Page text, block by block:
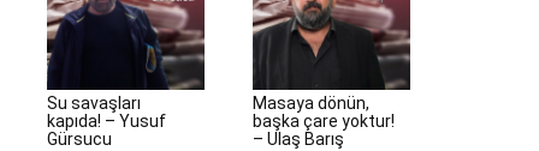
Su savaşları
kapıda! – Yusuf
Gürsucu
Masaya dönün,
başka çare yoktur!
– Ulaş Barış